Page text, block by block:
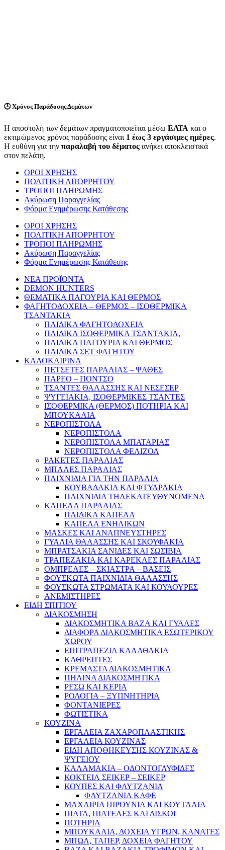
🕒Χρόνος Παράδοσης Δεμάτων
Η αποστολή των δεμάτων πραγματοποιείται μέσω ΕΛΤΑ και ο
εκτιμώμενος χρόνος παράδοσης είναι 1 έως 3 εργάσιμες ημέρες.
Η ευθύνη για την παραλαβή του δέματος ανήκει αποκλειστικά
στον πελάτη.
ΟΡΟΙ ΧΡΗΣΗΣ
ΠΟΛΙΤΙΚΗ ΑΠΟΡΡΗΤΟΥ
ΤΡΟΠΟΙ ΠΛΗΡΩΜΗΣ
Ακύρωση Παραγγελίας
Φόρμα Ενημέρωσης Κατάθεσης
ΟΡΟΙ ΧΡΗΣΗΣ
ΠΟΛΙΤΙΚΗ ΑΠΟΡΡΗΤΟΥ
ΤΡΟΠΟΙ ΠΛΗΡΩΜΗΣ
Ακύρωση Παραγγελίας
Φόρμα Ενημέρωσης Κατάθεσης
ΝΕΑ ΠΡΟΪΟΝΤΑ
DEMON HUNTERS
ΘΕΜΑΤΙΚΑ ΠΑΓΟΥΡΙΑ ΚΑΙ ΘΕΡΜΟΣ
ΦΑΓΗΤΟΔΟΧΕΙΑ – ΘΕΡΜΟΣ – ΙΣΟΘΕΡΜΙΚΑ
ΤΣΑΝΤΑΚΙΑ
ΠΑΙΔΙΚΑ ΦΑΓΗΤΟΔΟΧΕΙΑ
ΠΑΙΔΙΚΑ ΙΣΟΘΕΡΜΙΚΑ ΤΣΑΝΤΑΚΙΑ,
ΠΑΙΔΙΚΑ ΠΑΓΟΥΡΙΑ ΚΑΙ ΘΕΡΜΟΣ
ΠΑΙΔΙΚΑ ΣΕΤ ΦΑΓΗΤΟΥ
ΚΑΛΟΚΑΙΡΙΝΑ
ΠΕΤΣΕΤΕΣ ΠΑΡΑΛΙΑΣ – ΨΑΘΕΣ
ΠΑΡΕΟ – ΠΟΝΤΣΟ
ΤΣΑΝΤΕΣ ΘΑΛΑΣΣΗΣ ΚΑΙ ΝΕΣΕΣΕΡ
ΨΥΓΕΙΑΚΙΑ, ΙΣΟΘΕΡΜΙΚΕΣ ΤΣΑΝΤΕΣ
ΙΣΟΘΕΡΜΙΚΑ (ΘΕΡΜΟΣ) ΠΟΤΗΡΙΑ ΚΑΙ
ΜΠΟΥΚΑΛΙΑ
ΝΕΡΟΠΙΣΤΟΛΑ
ΝΕΡΟΠΙΣΤΟΛΑ
ΝΕΡΟΠΙΣΤΟΛΑ ΜΠΑΤΑΡΙΑΣ
ΝΕΡΟΠΙΣΤΟΛΑ ΦΕΛΙΖΟΛ
ΡΑΚΕΤΕΣ ΠΑΡΑΛΙΑΣ
ΜΠΑΛΕΣ ΠΑΡΑΛΙΑΣ
ΠΑΙΧΝΙΔΙΑ ΓΙΑ ΤΗΝ ΠΑΡΑΛΙΑ
ΚΟΥΒΑΔΑΚΙΑ ΚΑΙ ΦΤΥΑΡΑΚΙΑ
ΠΑΙΧΝΙΔΙΑ ΤΗΛΕΚΑΤΕΥΘΥΝΟΜΕΝΑ
ΚΑΠΕΛΑ ΠΑΡΑΛΙΑΣ
ΠΑΙΔΙΚΑ ΚΑΠΕΛΑ
ΚΑΠΕΛΑ ΕΝΗΛΙΚΩΝ
ΜΑΣΚΕΣ ΚΑΙ ΑΝΑΠΝΕΥΣΤΗΡΕΣ
ΓΥΑΛΙΑ ΘΑΛΑΣΣΗΣ ΚΑΙ ΣΚΟΥΦΑΚΙΑ
ΜΠΡΑΤΣΑΚΙΑ ΣΑΝΙΔΕΣ ΚΑΙ ΣΩΣΙΒΙΑ
ΤΡΑΠΕΖΑΚΙΑ ΚΑΙ ΚΑΡΕΚΛΕΣ ΠΑΡΑΛΙΑΣ
ΟΜΠΡΕΛΕΣ – ΣΚΙΑΣΤΡΑ – ΒΑΣΕΙΣ
ΦΟΥΣΚΩΤΑ ΠΑΙΧΝΙΔΙΑ ΘΑΛΑΣΣΗΣ
ΦΟΥΣΚΩΤΑ ΣΤΡΩΜΑΤΑ ΚΑΙ ΚΟΥΛΟΥΡΕΣ
ΑΝΕΜΙΣΤΗΡΕΣ
ΕΙΔΗ ΣΠΙΤΙΟΥ
ΔΙΑΚΟΣΜΗΣΗ
ΔΙΑΚΟΣΜΗΤΙΚΑ ΒΑΖΑ ΚΑΙ ΓΥΑΛΕΣ
ΔΙΑΦΟΡΑ ΔΙΑΚΟΣΜΗΤΙΚΑ ΕΣΩΤΕΡΙΚΟΥ
ΧΩΡΟΥ
ΕΠΙΤΡΑΠΕΖΙΑ ΚΑΛΑΘΑΚΙΑ
ΚΑΘΡΕΠΤΕΣ
ΚΡΕΜΑΣΤΑ ΔΙΑΚΟΣΜΗΤΙΚΑ
ΠΗΛΙΝΑ ΔΙΑΚΟΣΜΗΤΙΚΑ
ΡΕΣΩ ΚΑΙ ΚΕΡΙΑ
ΡΟΛΟΓΙΑ – ΞΥΠΝΗΤΗΡΙΑ
ΦΟΝΤΑΝΙΕΡΕΣ
ΦΩΤΙΣΤΙΚΑ
ΚΟΥΖΙΝΑ
ΕΡΓΑΛΕΙΑ ΖΑΧΑΡΟΠΛΑΣΤΙΚΗΣ
ΕΡΓΑΛΕΙΑ ΚΟΥΖΙΝΑΣ
ΕΙΔΗ ΑΠΟΘΗΚΕΥΣΗΣ ΚΟΥΖΙΝΑΣ &
ΨΥΓΕΙΟΥ
ΚΑΛΑΜΑΚΙΑ – ΟΔΟΝΤΟΓΛΥΦΙΔΕΣ
ΚΟΚΤΕΙΛ ΣΕΙΚΕΡ – ΣΕΙΚΕΡ
ΚΟΥΠΕΣ ΚΑΙ ΦΛΥΤΖΑΝΙΑ
ΦΛΥΤΖΑΝΙΑ ΚΑΦΕ
ΜΑΧΑΙΡΙΑ ΠΙΡΟΥΝΙΑ ΚΑΙ ΚΟΥΤΑΛΙΑ
ΠΙΑΤΑ, ΠΙΑΤΕΛΕΣ ΚΑΙ ΔΙΣΚΟΙ
ΠΟΤΗΡΙΑ
ΜΠΟΥΚΑΛΙΑ, ΔΟΧΕΙΑ ΥΓΡΩΝ, ΚΑΝΑΤΕΣ
ΜΠΩΛ, ΤΑΠΕΡ, ΔΟΧΕΙΑ ΦΑΓΗΤΟΥ